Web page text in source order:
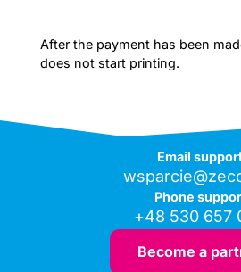
After the payment has been
does not start printing.
Email
Phone
+48 530 657
Become a